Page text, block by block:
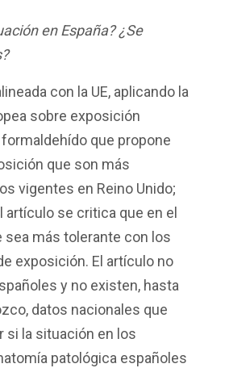
en España? ¿Se
con la UE, aplicando la
sobre exposición
que propone
que son más
vigentes en Reino Unido;
artículo se critica que en el
sea más tolerante con los
exposición. El artículo no
y no existen, hasta
datos nacionales que
si la situación en los
patológica españoles